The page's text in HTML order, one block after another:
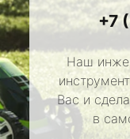
+7
Наш
Вас и
в